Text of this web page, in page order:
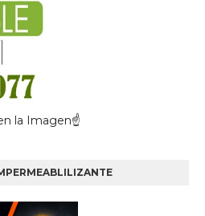
la Imagen☝